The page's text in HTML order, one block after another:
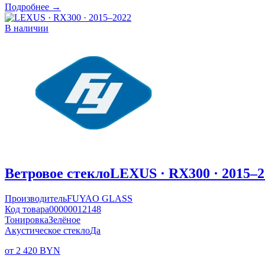
Подробнее →
В наличии
Ветровое стеклоLEXUS · RX300 ·
ПроизводительFUYAO GLASS
Код товара00000012148
ТонировкаЗелёное
Акустическое стеклоДа
от 2 420 BYN